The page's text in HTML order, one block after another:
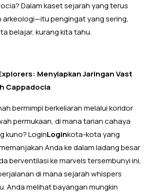
Dalam kaset sejarah yang terus
pengingat yang sering,
belajar, kurang kita tahu.
Menyiapkan Jaringan Vast
Cappadocia
bermimpi berkeliaran melalui koridor
permukaan, di mana tarian cahaya
kuno? LoginLoginkota-kota yang
Anda ke dalam ladang besar
berventilasi ke marvels tersembunyi ini,
di mana sejarah whispers
Anda melihat bayangan mungkin